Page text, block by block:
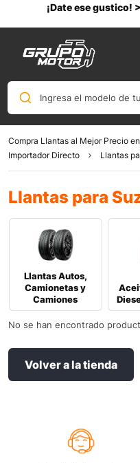
¡Date ese gustico!
Ingresa el modelo de
Compra Llantas al Mejor Precio
Importador Directo
Llantas
Llantas para
Llantas Autos,
Camionetas y
Camiones
No se han encontrado
Volver a la tienda